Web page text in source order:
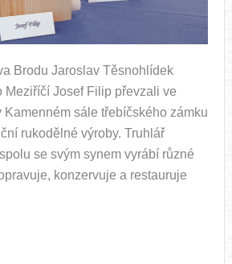
Brodu Jaroslav Těsnohlídek
Meziříčí Josef Filip převzali ve
Kamenném sále třebíčského zámku
rukodělné výroby. Truhlář
se svým synem vyrábí různé
konzervuje a restauruje